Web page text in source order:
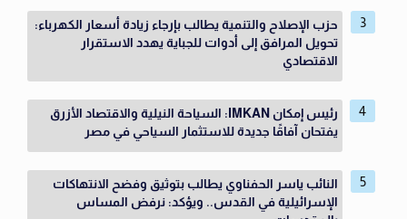
حزب الإصلاح والتنمية يطالب بإرجاء زيادة أسعار الكهرباء:
تحويل المرافق إلى أدوات للجباية يهدد الاستقرار
الاقتصادي
رئيس إمكان IMKAN: السياحة النيلية والاقتصاد الأزرق
يفتحان آفاقًا جديدة للاستثمار السياحي في مصر
النائب ياسر الحفناوي يطالب بتوثيق وفضح الانتهاكات
الإسرائيلية في القدس.. ويؤكد: نرفض المساس